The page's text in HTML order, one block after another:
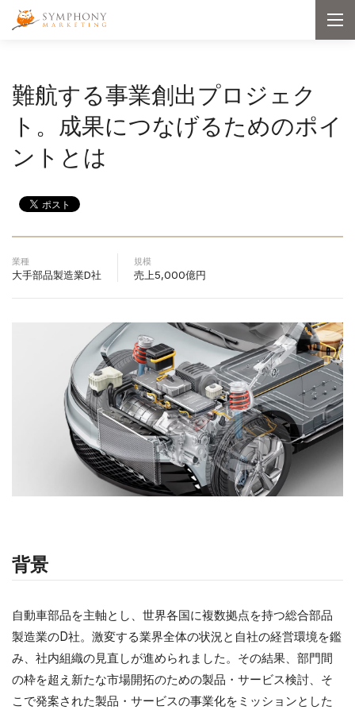
メインコンテンツへ移動
メ
難航する事業創出プロジェク
ト。成果につなげるためのポイ
ントとは
業種
大手部品製造業D社
規模
売上5,000億円
背景
自動車部品を主軸とし、世界各国に複数拠点を持つ総合部品
製造業のD社。激変する業界全体の状況と自社の経営環境を鑑
み、社内組織の見直しが進められました。その結果、部門間
の枠を超え新たな市場開拓のための製品・サービス検討、そ
こで発案された製品・サービスの事業化をミッションとした